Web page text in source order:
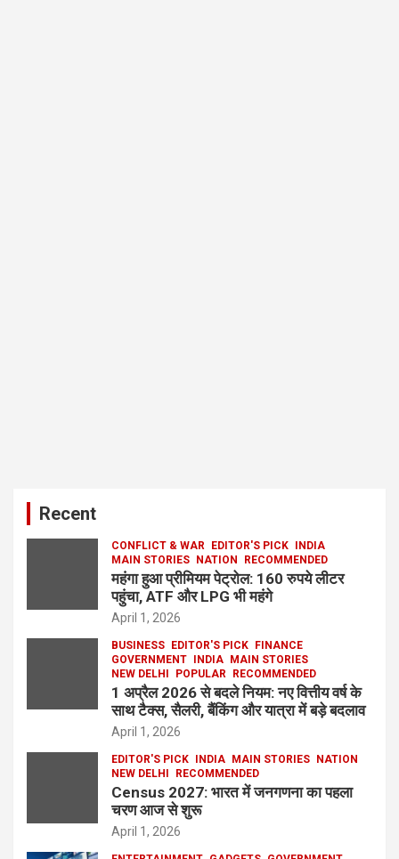
Recent
CONFLICT & WAR EDITOR'S PICK
INDIA
MAIN STORIES
NATION RECOMMENDED
महंगा हुआ प्रीमियम पेट्रोल: 160 रुपये लीटर
पहुंचा, ATF और LPG भी महंगे
April 1, 2026
BUSINESS EDITOR'S PICK
FINANCE
GOVERNMENT
INDIA
MAIN STORIES
NEW DELHI
POPULAR RECOMMENDED
1 अप्रैल 2026 से बदले नियम: नए वित्तीय वर्ष के
साथ टैक्स, सैलरी, बैंकिंग और यात्रा में बड़े बदलाव
April 1, 2026
EDITOR'S PICK INDIA MAIN STORIES
NATION
NEW DELHI
RECOMMENDED
Census 2027: भारत में जनगणना का पहला
चरण आज से शुरू
April 1, 2026